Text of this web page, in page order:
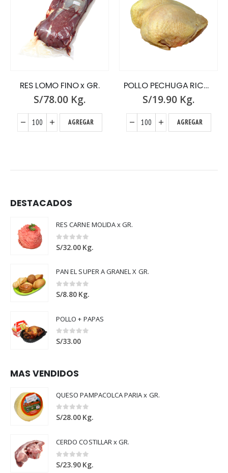
RES LOMO FINO x GR.
S/78.00 Kg.
AGREGAR
POLLO PECHUGA RICO POLLO x GR.
S/19.90 Kg.
AGREGAR
DESTACADOS
RES CARNE MOLIDA x GR.
0out of 5
S/32.00 Kg.
PAN EL SUPER A GRANEL X GR.
0out of 5
S/8.80 Kg.
POLLO + PAPAS
0out of 5
S/33.00
MAS VENDIDOS
QUESO PAMPACOLCA PARIA x GR.
0out of 5
S/28.00 Kg.
CERDO COSTILLAR x GR.
0out of 5
S/23.90 Kg.